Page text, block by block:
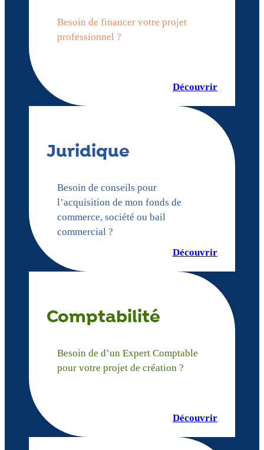
Besoin de financer votre projet
professionnel ?
Découvrir
Juridique
Besoin de conseils pour
l’acquisition de mon fonds de
commerce, société ou bail
commercial ?
Découvrir
Comptabilité
Besoin de d’un Expert Comptable
pour votre projet de création ?
Découvrir